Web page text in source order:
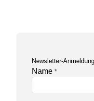
Newsletter-Anmeldung
Name *